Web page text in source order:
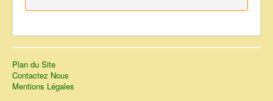
Plan du Site
Contactez Nous
Mentions Légales